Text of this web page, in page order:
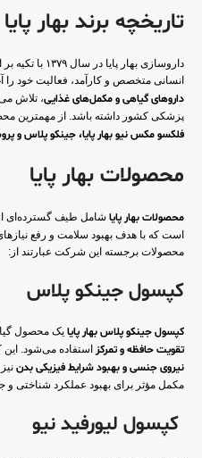
تاریخچه برند بهار پایا
داروسازی بهار
انسانی متخصص و کارآمد، فعالیت خود را
داروهای گیاهی و مکمل‌های غذایی، تلاش
پزشکی کشور داشته باشد. از مهمترین
فلکسو مکس نیو بهار پایا، جینکو پلاس و
محصولات بهار پایا
محصولات بهار پایا شامل طیف گسترده‌ای
است که با هدف بهبود سلامت و رفع
محصولات برجسته این شرکت عبارتند از:
کپسول جینکو پلاس
کپسول جینکو پلاس بهار پایا یک محصول
تقویت حافظه و تمرکز
استفاده می‌شود. این
نیروی جنسی و بهبود شرایط فیزیکی بدن
مکمل مؤثر برای بهبود عملکرد شناختی
کپسول لیورفید نیو